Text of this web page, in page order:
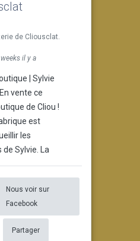
de Cliousclat.
il y a
| Sylvie
vente ce
de Cliou !
est
les
Sylvie. La
Nous voir sur
Facebook
Partager